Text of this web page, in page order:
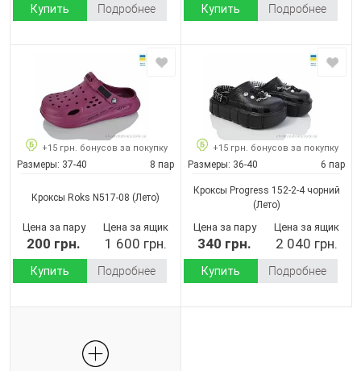
Купить Подробнее Купить Подробнее
+15 грн. бонусов за покупку
Размеры: 37-40 8 пар
Кроксы Roks N517-08 (Лето)
Цена за пару
200 грн.
Цена за ящик
1 600 грн.
Купить Подробнее
+15 грн. бонусов за покупку
Размеры: 36-40 6 пар
Кроксы Progress 152-2-4 чорний
(Лето)
Цена за пару
340 грн.
Цена за ящик
2 040 грн.
Купить Подробнее